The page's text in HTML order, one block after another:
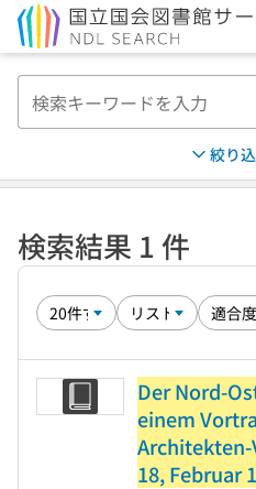
絞り
検索結果 1 件
Der Nord-
einem
18, Februar